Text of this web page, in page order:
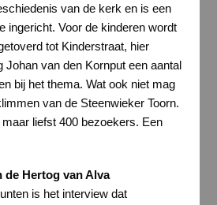
van de kerk en is een
ingericht. Voor de kinderen wordt
tot Kinderstraat, hier
Johan van den Kornput een aantal
bij het thema. Wat ook niet mag
van de Steenwieker Toorn.
liefst 400 bezoekers. Een
Hertog van Alva
is het interview dat